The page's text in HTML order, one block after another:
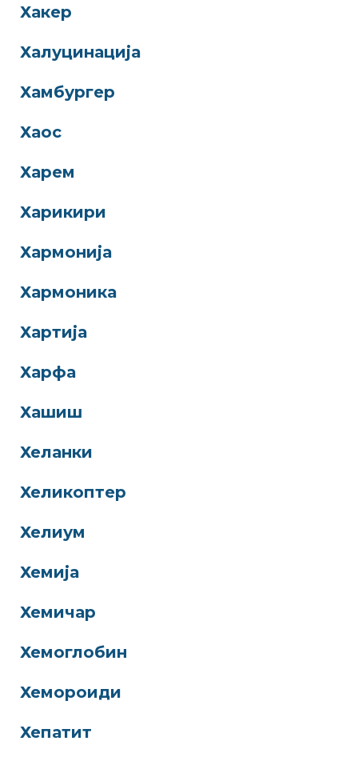
Хакер
Халуцинација
Хамбургер
Хаос
Харем
Харикири
Хармонија
Хармоника
Хартија
Харфа
Хашиш
Хеланки
Хеликоптер
Хелиум
Хемија
Хемичар
Хемоглобин
Хемороиди
Хепатит